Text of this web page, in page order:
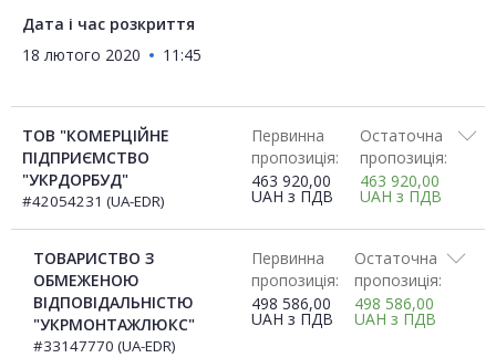
Дата і час розкриття
18 лютого 2020
11:45
ТОВ "КОМЕРЦІЙНЕ
ПІДПРИЄМСТВО
"УКРДОРБУД"
#42054231 (UA-EDR)
Первинна
пропозиція:
463 920,00
UAH з ПДВ
Остаточна
пропозиція:
463 920,00
UAH з ПДВ
ТОВАРИСТВО З
ОБМЕЖЕНОЮ
ВІДПОВІДАЛЬНІСТЮ
"УКРМОНТАЖЛЮКС"
#33147770 (UA-EDR)
Первинна
пропозиція:
498 586,00
UAH з ПДВ
Остаточна
пропозиція:
498 586,00
UAH з ПДВ